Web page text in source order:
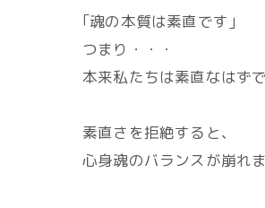
｢魂の本質は素直です｣
つまり・・・
本来私たちは素直なはずで
素直さを拒絶すると、
心身魂のバランスが崩れ